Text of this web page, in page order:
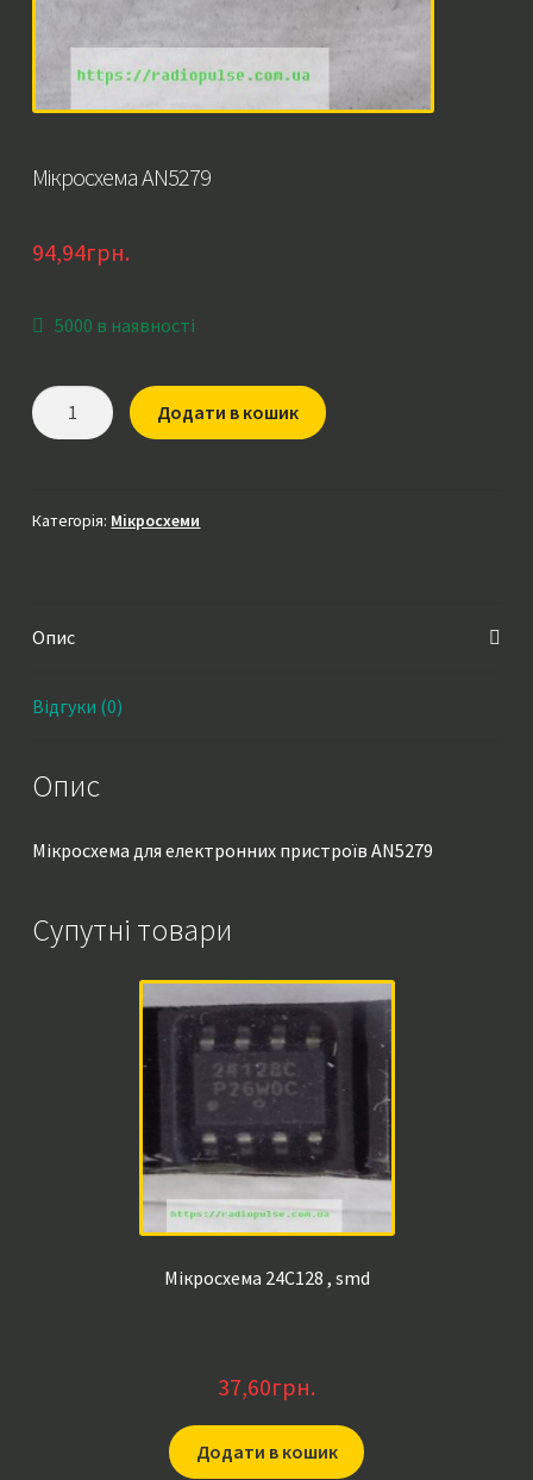
Мікросхема AN5279
94,94грн.
5000 в наявності
Мікросхема
AN5279
Додати в кошик
Категорія: Мікросхеми
Опис
Відгуки (0)
Опис
Мікросхема для електронних пристроїв AN5279
Супутні товари
Мікросхема 24C128 , smd
37,60грн.
Додати в кошик